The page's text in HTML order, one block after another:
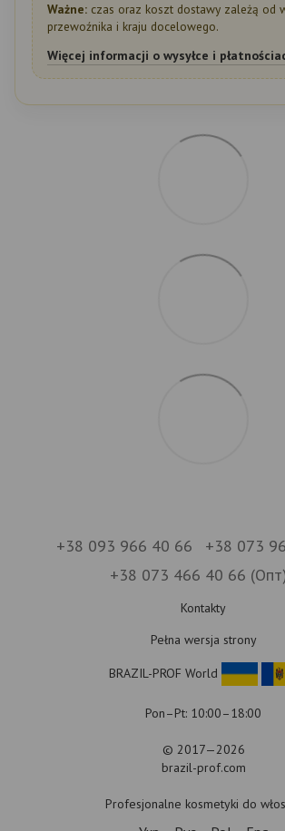
Ważne: czas oraz koszt dostawy zależą od
przewoźnika i kraju docelowego.
Więcej informacji o wysyłce i
+38 093 966 40 66
+38 073
+38 073 466 40 66
Kontakty
Pełna wersja strony
BRAZIL-PROF World
Pon–Pt: 10:00–18:00
© 2017—2026
brazil-prof.com
Profesjonalne kosmetyki do